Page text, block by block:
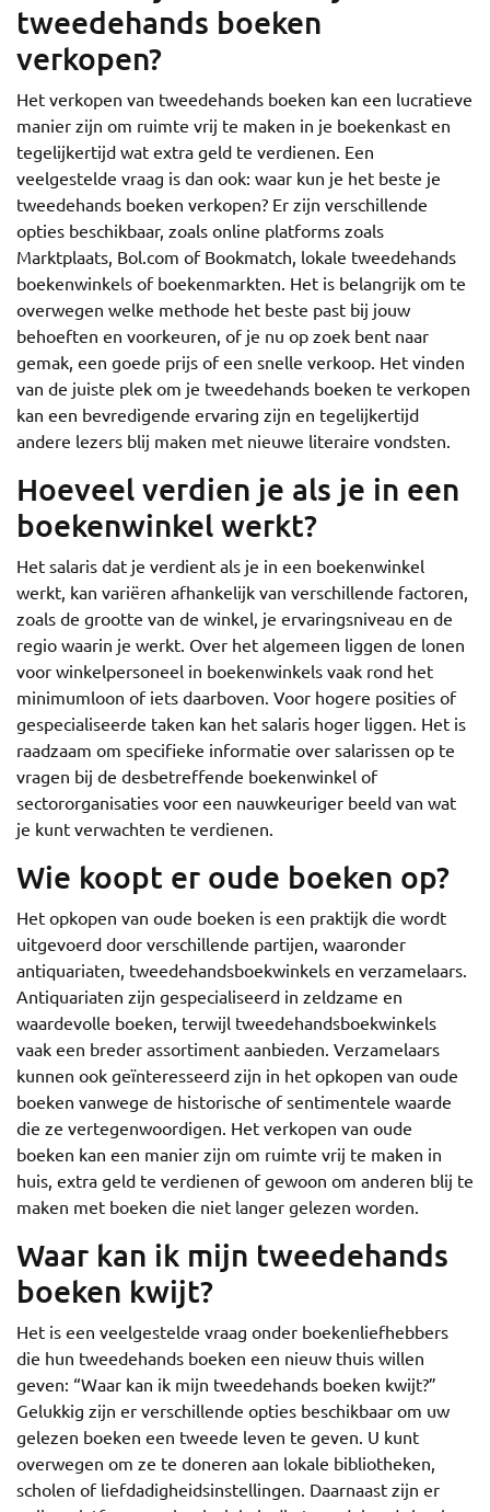
tweedehands boeken
verkopen?
Het verkopen van tweedehands boeken kan een lucratieve
manier zijn om ruimte vrij te maken in je boekenkast en
tegelijkertijd wat extra geld te verdienen. Een
veelgestelde vraag is dan ook: waar kun je het beste je
tweedehands boeken verkopen? Er zijn verschillende
opties beschikbaar, zoals online platforms zoals
Marktplaats, Bol.com of Bookmatch, lokale tweedehands
boekenwinkels of boekenmarkten. Het is belangrijk om te
overwegen welke methode het beste past bij jouw
behoeften en voorkeuren, of je nu op zoek bent naar
gemak, een goede prijs of een snelle verkoop. Het vinden
van de juiste plek om je tweedehands boeken te verkopen
kan een bevredigende ervaring zijn en tegelijkertijd
andere lezers blij maken met nieuwe literaire vondsten.
Hoeveel verdien je als je in een
boekenwinkel werkt?
Het salaris dat je verdient als je in een boekenwinkel
werkt, kan variëren afhankelijk van verschillende factoren,
zoals de grootte van de winkel, je ervaringsniveau en de
regio waarin je werkt. Over het algemeen liggen de lonen
voor winkelpersoneel in boekenwinkels vaak rond het
minimumloon of iets daarboven. Voor hogere posities of
gespecialiseerde taken kan het salaris hoger liggen. Het is
raadzaam om specifieke informatie over salarissen op te
vragen bij de desbetreffende boekenwinkel of
sectororganisaties voor een nauwkeuriger beeld van wat
je kunt verwachten te verdienen.
Wie koopt er oude boeken op?
Het opkopen van oude boeken is een praktijk die wordt
uitgevoerd door verschillende partijen, waaronder
antiquariaten, tweedehandsboekwinkels en verzamelaars.
Antiquariaten zijn gespecialiseerd in zeldzame en
waardevolle boeken, terwijl tweedehandsboekwinkels
vaak een breder assortiment aanbieden. Verzamelaars
kunnen ook geïnteresseerd zijn in het opkopen van oude
boeken vanwege de historische of sentimentele waarde
die ze vertegenwoordigen. Het verkopen van oude
boeken kan een manier zijn om ruimte vrij te maken in
huis, extra geld te verdienen of gewoon om anderen blij te
maken met boeken die niet langer gelezen worden.
Waar kan ik mijn tweedehands
boeken kwijt?
Het is een veelgestelde vraag onder boekenliefhebbers
die hun tweedehands boeken een nieuw thuis willen
geven: “Waar kan ik mijn tweedehands boeken kwijt?”
Gelukkig zijn er verschillende opties beschikbaar om uw
gelezen boeken een tweede leven te geven. U kunt
overwegen om ze te doneren aan lokale bibliotheken,
scholen of liefdadigheidsinstellingen. Daarnaast zijn er